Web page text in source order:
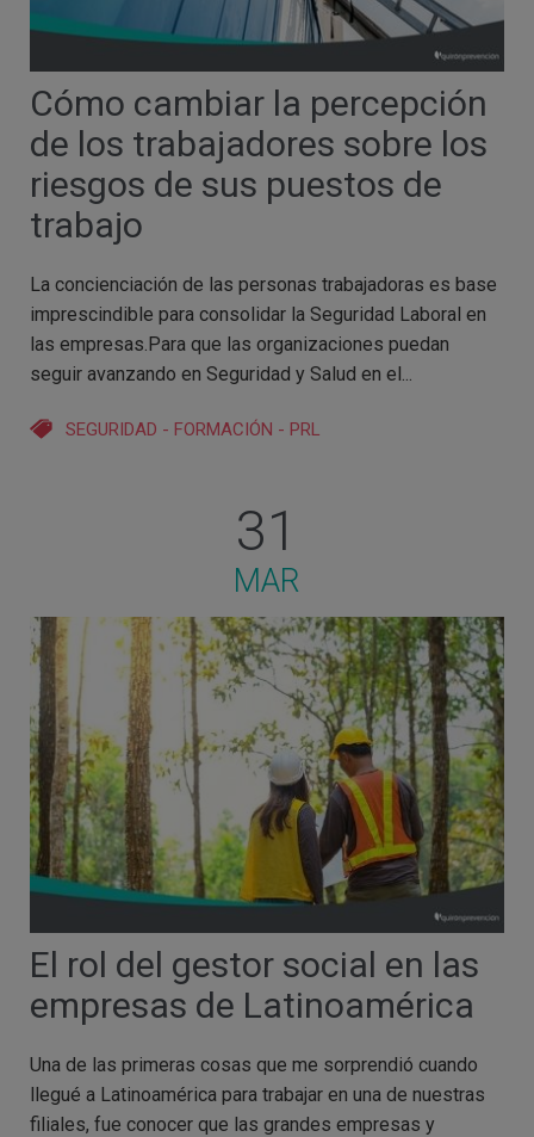
Cómo cambiar la percepción
de los trabajadores sobre los
riesgos de sus puestos de
trabajo
La concienciación de las personas trabajadoras es base
imprescindible para consolidar la Seguridad Laboral en
las empresas.Para que las organizaciones puedan
seguir avanzando en Seguridad y Salud en el...
SEGURIDAD - FORMACIÓN - PRL
31
MAR
El rol del gestor social en las
empresas de Latinoamérica
Una de las primeras cosas que me sorprendió cuando
llegué a Latinoamérica para trabajar en una de nuestras
filiales, fue conocer que las grandes empresas y